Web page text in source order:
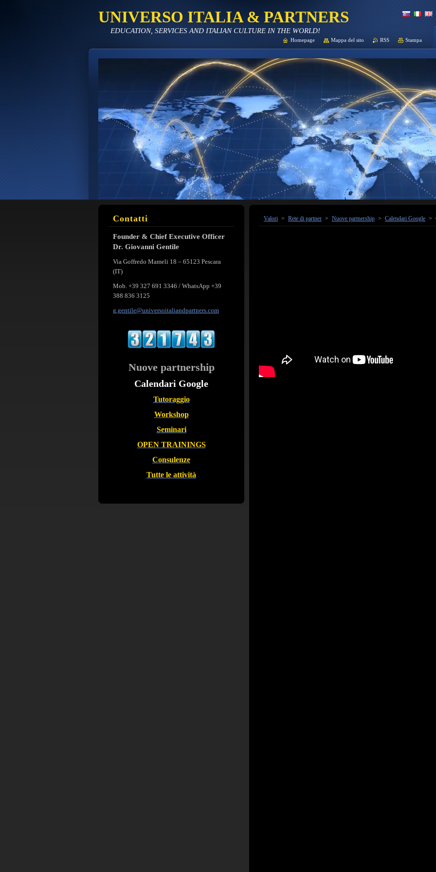
UNIVERSO ITALIA & PARTNERS
EDUCATION, SERVICES AND ITALIAN CULTURE IN THE WORLD!
Valori > Rete di partner > Nuove partnership > Calendari Google >
Contatti
Founder & Chief Executive Officer
Dr. Giovanni Gentile
Via Goffredo Mameli 18 – 65123 Pescara
(IT)
Mob. +39 327 691 3346 / WhatsApp +39
388 836 3125
g.gentile@universoitaliandpartners.com
Nuove partnership
Calendari Google
Tutoraggio
Workshop
Seminari
OPEN TRAININGS
Consulenze
Tutte le attività
Homepage Mappa del sito RSS Stampa